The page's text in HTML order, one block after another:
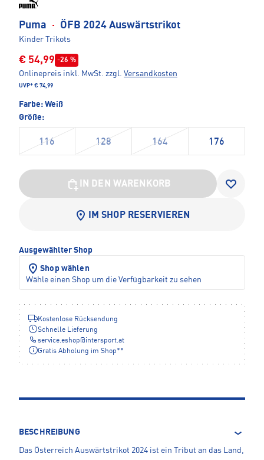
Puma · ÖFB 2024 Auswärtstrikot
Kinder Trikots
€ 54,99 -26 %
Onlinepreis inkl. MwSt. zzgl. Versandkosten
UVP* € 74,99
Farbe: Weiß
Größe:
116 128 164 176
IN DEN WARENKORB
IM SHOP RESERVIEREN
Ausgewählter Shop
Shop wählen
Wähle einen Shop um die Verfügbarkeit zu sehen
Kostenlose Rücksendung
Schnelle Lieferung
service.eshop@intersport.at
Gratis Abholung im Shop**
BESCHREIBUNG
Das Österreich Auswärtstrikot 2024 ist ein Tribut an das Land,